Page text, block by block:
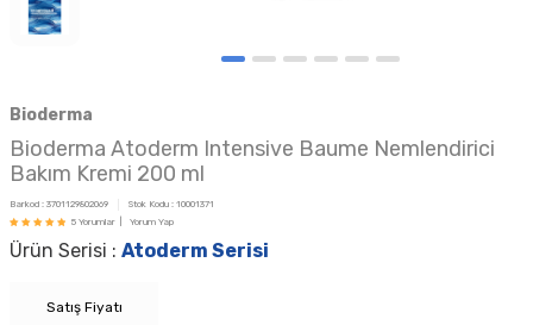
Bioderma
Bioderma Atoderm Intensive Baume Nemlendirici
Bakım Kremi 200 ml
Barkod : 3701129802069 Stok Kodu : 10001371
5 Yorumlar |
Yorum Yap
Ürün Serisi : Atoderm Serisi
Satış Fiyatı